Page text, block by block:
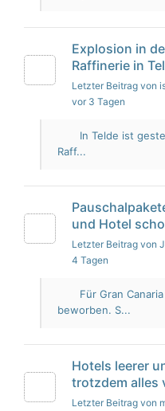
Explosion in
Raffinerie in
Letzter Beitrag von
vor 3 Tagen
In Telde ist
Raff...
und Hotel
Letzter Beitrag von
4 Tagen
Für Gran
beworben. S...
Hotels leerer
trotzdem alles
Letzter Beitrag von